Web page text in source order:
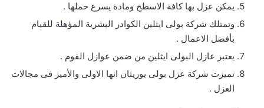
يمكن عزل بها كافة الاسطح ومادة يسرع حملها .
وتمتلك شركة بولى ايثلين الكوادر البشرية المؤهلة للقيام
بأفضل الاعمال .
يعتبر عازل البولى ايثلين من ضمن عوازل الفوم .
تميزت شركة عزل بولى يوريثان انها الاولى والأميز فى مجالات
العزل .